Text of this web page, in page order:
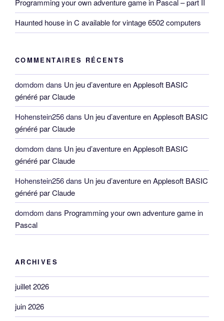
Programming your own adventure game in Pascal – part II
Haunted house in C available for vintage 6502 computers
COMMENTAIRES RÉCENTS
domdom dans Un jeu d’aventure en Applesoft BASIC
généré par Claude
Hohenstein256dans Un jeu d’aventure en Applesoft BASIC
généré par Claude
domdom dans Un jeu d’aventure en Applesoft BASIC
généré par Claude
Hohenstein256dans Un jeu d’aventure en Applesoft BASIC
généré par Claude
domdom dans Programming your own adventure game in
Pascal
ARCHIVES
juillet 2026
juin 2026